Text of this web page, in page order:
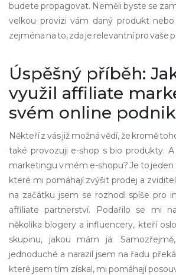
budete propagovat. Neměli byste se
velkou provizi vám daný produkt nebo
zejména na to, zda je relevantní pro vaše
Úspěšný příběh:
využil affiliate
svém online
Někteří z vás již možná vědí, že kromě
také provozuji e-shop s bio produkty.
marketingu v mém e-shopu? Je to jeden
které mi pomáhají zvýšit prodej a
na začátku jsem se rozhodl spíše pro
affiliate partnerství. Podařilo se mi
několika blogery a influencery, kteří
skupinu, jakou mám já.
jednoduché a narazil jsem na řadu
které jsem tím získal, mi pomáhají